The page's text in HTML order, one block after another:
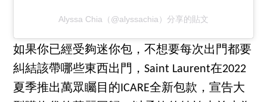
Alyssa Chia（@alyssachia）分享的貼文
如果你已經受夠迷你包，不想要每次出門都要
糾結該帶哪些東西出門，Saint Laurent在2022
夏季推出萬眾矚目的ICARE全新包款，宣告大